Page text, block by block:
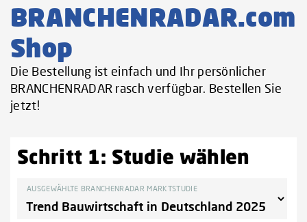
BRANCHENRADAR.com
Shop
Die Bestellung ist einfach und Ihr persönlicher
BRANCHENRADAR rasch verfügbar. Bestellen Sie
jetzt!
Schritt 1: Studie wählen
AUSGEWÄHLTE BRANCHENRADAR MARKTSTUDIE